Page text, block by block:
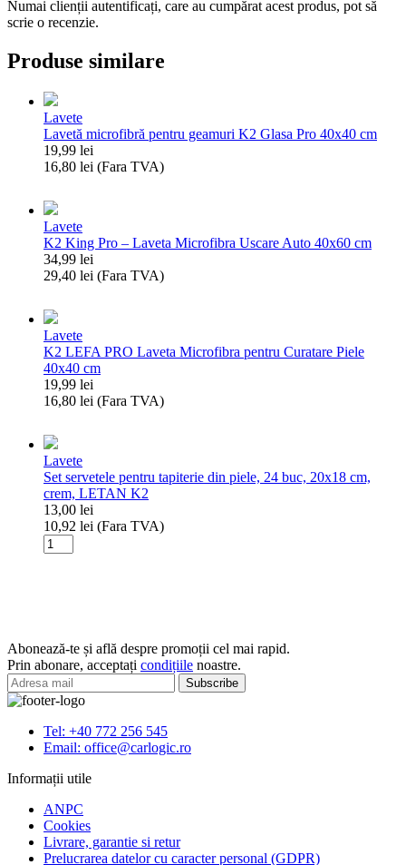
Numai clienții autentificați, care au cumpărat acest produs, pot să
scrie o recenzie.
Produse similare
Lavete
Lavetă microfibră pentru geamuri K2 Glasa Pro 40x40 cm
19,99 lei
16,80 lei (Fara TVA)
Lavetă
microfibră
pentru
geamuri
K2
Glasa
40x40
cm
Lavete
K2 King Pro – Laveta Microfibra Uscare Auto 40x60 cm
34,99 lei
29,40 lei (Fara TVA)
K2
King
Pro
–
Laveta
Microfibra
Uscare
40x60
cm
Lavete
K2 LEFA PRO Laveta Microfibra pentru Curatare Piele
40x40 cm
19,99 lei
16,80 lei (Fara TVA)
K2
LEFA
PRO
Laveta
Microfibra
pentru
Curatare
Piele
Lavete
Set servetele pentru tapiterie din piele, 24 buc, 20x18 cm,
crem, LETAN K2
13,00 lei
10,92 lei (Fara TVA)
Cantitate
Set
24
buc,
20x18
cm,
LETAN
K2
Abonează-te și află despre promoții cel mai rapid.
Prin abonare, acceptați condițiile noastre.
Tel: +40 772 256 545
Email: office@carlogic.ro
Informații utile
ANPC
Cookies
Livrare, garantie si retur
Prelucrarea datelor cu caracter personal (GDPR)